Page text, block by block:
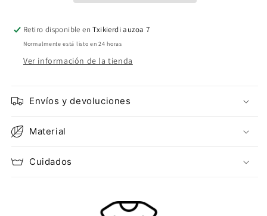
Retiro disponible enTxikierdi auzoa 7
Normalmente está listo en 24 horas
Ver información de la tienda
Envíos y devoluciones
Material
Cuidados